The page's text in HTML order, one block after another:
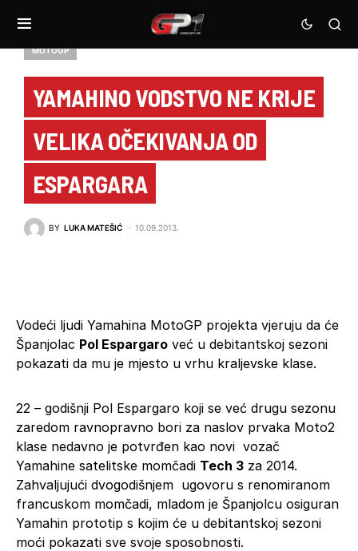
MOTOGP
YAMAHINO VODSTVO NE KRIJE
VELIKA OČEKIVANJA OD
ESPARGARA
BY LUKA MATEŠIĆ 10.09.2013.
Vodeći ljudi Yamahina MotoGP projekta vjeruju da će
Španjolac Pol Espargaro već u debitantskoj sezoni
pokazati da mu je mjesto u vrhu kraljevske klase.
22 – godišnji Pol Espargaro koji se već drugu sezonu
zaredom ravnopravno bori za naslov prvaka Moto2
klase nedavno je potvrđen kao novi vozač
Yamahine satelitske momčadi Tech 3 za 2014.
Zahvaljujući dvogodišnjem ugovoru s renomiranom
francuskom momčadi, mladom je Španjolcu osiguran
Yamahin prototip s kojim će u debitantskoj sezoni
moći pokazati sve svoje sposobnosti.